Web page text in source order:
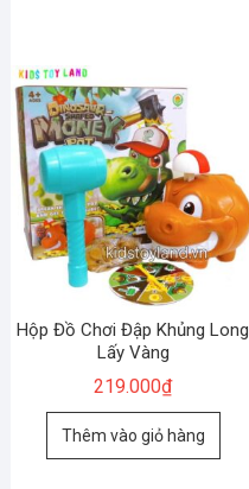
Hộp Đồ Chơi Đập Khủng Long
Lấy Vàng
219.000₫
Thêm vào giỏ hàng